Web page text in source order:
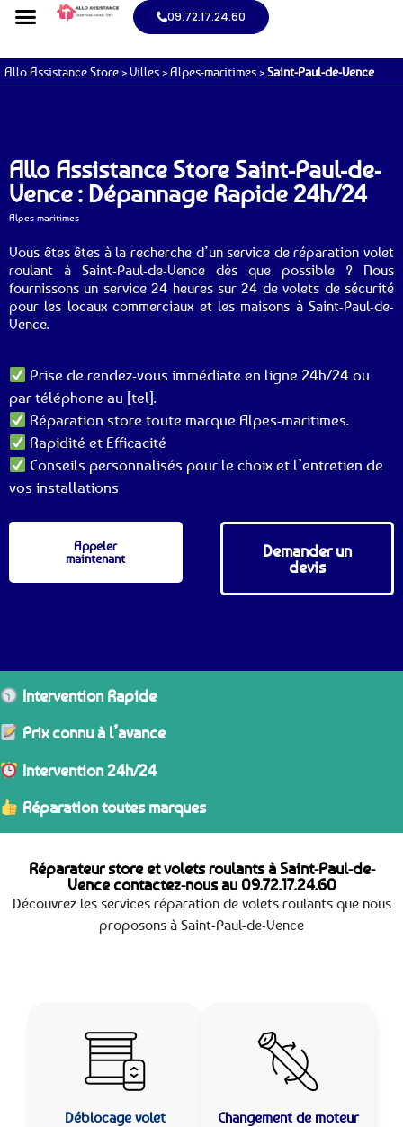
09.72.17.24.60
Allo Assistance Store >Villes >Alpes-maritimes >Saint-Paul-de-Vence
Allo Assistance Store Saint-Paul-de-
Vence : Dépannage Rapide 24h/24
Alpes-maritimes
Vous êtes êtes à la recherche d’un service de réparation volet
roulant à Saint-Paul-de-Vence dès que possible ? Nous
fournissons un service 24 heures sur 24 de volets de sécurité
pour les locaux commerciaux et les maisons à Saint-Paul-de-
Vence.
Prise de rendez-vous immédiate en ligne 24h/24 ou
par téléphone au [tel].
Réparation store toute marque Alpes-maritimes.
Rapidité et Efficacité
Conseils personnalisés pour le choix et l’entretien de
vos installations
Appeler
maintenant
Demander un
devis
Intervention Rapide
Prix connu à l’avance
Intervention 24h/24
Réparation toutes marques
Réparateur store et volets roulants à Saint-Paul-de-
Vence contactez-nous au 09.72.17.24.60
Découvrez les services réparation de volets roulants que nous
proposons à Saint-Paul-de-Vence
Déblocage volet
Changement de moteur